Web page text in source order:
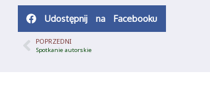
Udostępnij na Facebooku
POPRZEDNI
Spotkanie autorskie